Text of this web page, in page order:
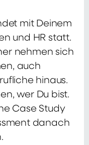
mit Deinem
und HR statt.
nehmen sich
auch
hinaus.
wer Du bist.
Case Study
danach